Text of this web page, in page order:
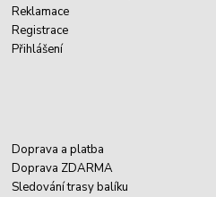
Reklamace
Registrace
Přihlášení
Doprava a platba
Doprava ZDARMA
Sledování trasy balíku